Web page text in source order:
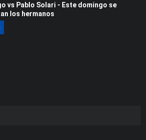
vs Pablo Solari - Este domingo se
los hermanos